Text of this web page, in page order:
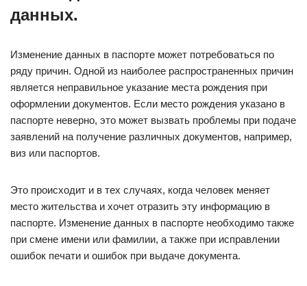
данных.
Изменение данных в паспорте может потребоваться по
ряду причин. Одной из наиболее распространенных причин
является неправильное указание места рождения при
оформлении документов. Если место рождения указано в
паспорте неверно, это может вызвать проблемы при подаче
заявлений на получение различных документов, например,
виз или паспортов.
Это происходит и в тех случаях, когда человек меняет
место жительства и хочет отразить эту информацию в
паспорте. Изменение данных в паспорте необходимо также
при смене имени или фамилии, а также при исправлении
ошибок печати и ошибок при выдаче документа.